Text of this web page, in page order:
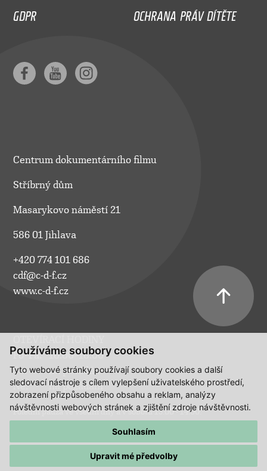
Používáme soubory cookies
Tyto webové stránky používají soubory cookies a další
sledovací nástroje s cílem vylepšení uživatelského prostředí,
zobrazení přizpůsobeného obsahu a reklam, analýzy
návštěvnosti webových stránek a zjištění zdroje návštěvnosti.
Souhlasím
Upravit mé předvolby
GDPR
OCHRANA PRÁV DÍTĚTE
Centrum dokumentárního filmu
Stříbrný dům
Masarykovo náměstí 21
586 01 Jihlava
+420 774 101 686
cdf@c-d-f.cz
www.c-d-f.cz
Po–Pá:
10.00–18.00
So:
na požádání
Ne:
na požádání
Polední pauza ve všední dny a v sobotu 13:00 - 14:00.